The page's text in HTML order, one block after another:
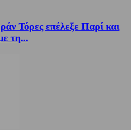
Τόρες επέλεξε Παρί και
τη...